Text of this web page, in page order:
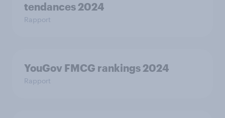
tendances 2024
Rapport
YouGov FMCG rankings 2024
Rapport